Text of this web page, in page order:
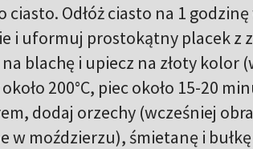
ciasto. Odłóż ciasto na 1
i uformuj prostokątny placek z
blachę i upiecz na złoty kolor
200°C, piec około 15-20
dodaj orzechy (wcześniej
w moździerzu), śmietanę i